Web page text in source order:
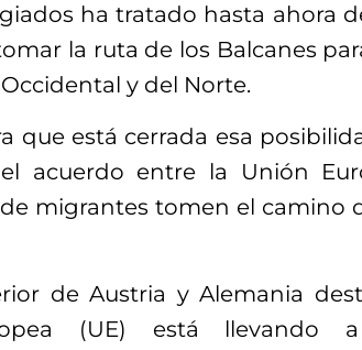
ha tratado hasta ahora
la ruta de los Balcanes
y del Norte.
que está cerrada esa
acuerdo entre la Unión
migrantes tomen el camino
de Austria y Alemania
(UE) está llevando